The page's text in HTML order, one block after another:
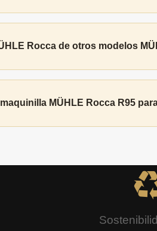
Rocca de otros modelos
MÜHLE Rocca R95